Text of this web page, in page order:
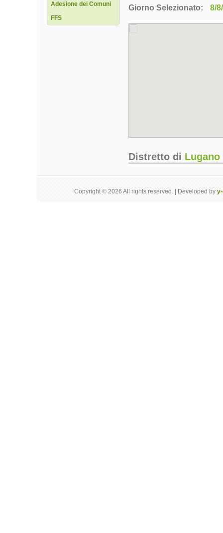
Adesione dei Comuni
FFS
Giorno Selezionato: 8/
Distretto di Lugano
Copyright © 2026 All rights reserved. | Developed by